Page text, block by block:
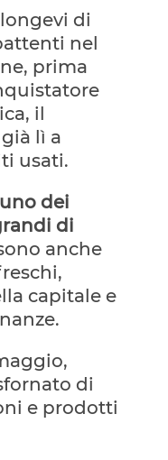
di
nel
prima
il
lì a
usati.
dei
di
anche
capitale e
di
e prodotti